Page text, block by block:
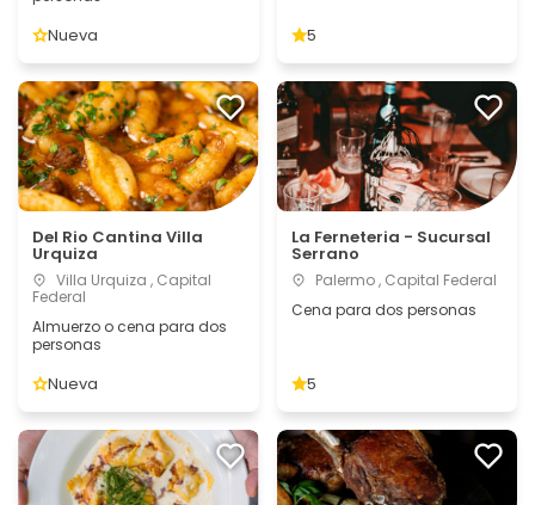
Nueva 5
Del Rio Cantina Villa
Urquiza
Villa Urquiza , Capital
Federal
Almuerzo o cena para dos
personas
Nueva
La Ferneteria - Sucursal
Serrano
Palermo , Capital Federal
Cena para dos personas
5